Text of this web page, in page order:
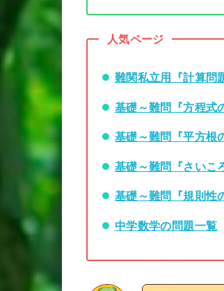
人気ページ
難関私立用『計算問
基礎～難問『方程式
基礎～難問『平方根
基礎～難問『さいこ
基礎～難問『規則性
中学数学の問題一覧